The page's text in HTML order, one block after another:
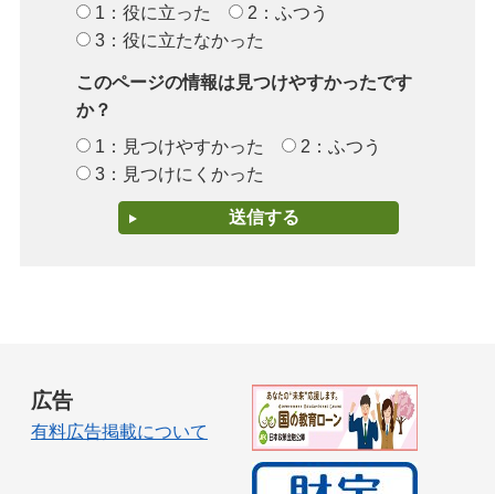
1：役に立った
2：ふつう
3：役に立たなかった
このページの情報は見つけやすかったです
か？
1：見つけやすかった
2：ふつう
3：見つけにくかった
広告
有料広告掲載について